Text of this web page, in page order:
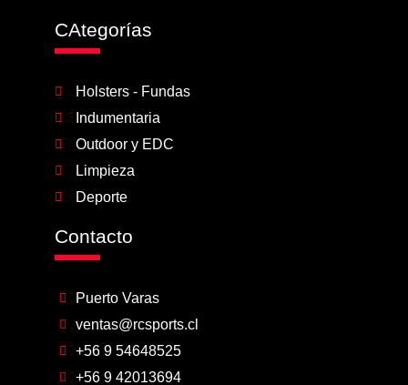
CAtegorías
Holsters - Fundas
Indumentaria
Outdoor y EDC
Limpieza
Deporte
Contacto
Puerto Varas
ventas@rcsports.cl
+56 9 54648525
+56 9 42013694